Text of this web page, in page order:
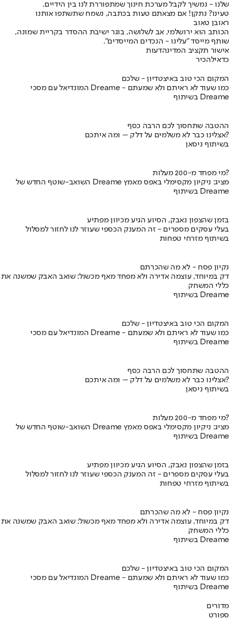
שלנו - נמשיך לקבל מערכת חינוך שמתפוררת לנו בין הידיים.
טעינו? נתקן! אם מצאתם טעות בכתבה, נשמח שתשתפו אותנו
ראובן טאוב
הכותב הוא ירושלמי, אב לשלושה, בוגר ישיבת ההסדר בקריית שמונה,
שותף מייסד "עלינו - הנכדים המייסדים".
אישור תקציב המדינהדעות
כדאילהכיר
המקום הכי טוב באיצטדיון - שלכם
המונדיאל עם מסכי Dreame - כמו שעוד לא ראיתם ולא שמעתם
בשיתוף Dreame
ההטבה שתחסוך לכם הרבה כסף
אצלינו כבר לא משלמים על דלק – ומה איתכם?
בשיתוף ניסאן
מי מפחד מ-200 מעלות?
השואב-שוטף החדש של Dreame מציג: ניקיון מקסימלי באפס מאמץ
בשיתוף Dreame
בזמן שהצפון נאבק, הסיוע הגיע מכיוון מפתיע
בעלי עסקים מספרים - זה המענק הכספי שעוזר לנו לחזור למסלול
בשיתוף מזרחי טפחות
נקיון פסח - לא מה שהכרתם
דק במיוחד, עוצמה אדירה ולא מפחד מאף מכשול: שואב האבק שמשנה את
כללי המשחק
בשיתוף Dreame
המקום הכי טוב באיצטדיון - שלכם
המונדיאל עם מסכי Dreame - כמו שעוד לא ראיתם ולא שמעתם
בשיתוף Dreame
ההטבה שתחסוך לכם הרבה כסף
אצלינו כבר לא משלמים על דלק – ומה איתכם?
בשיתוף ניסאן
מי מפחד מ-200 מעלות?
השואב-שוטף החדש של Dreame מציג: ניקיון מקסימלי באפס מאמץ
בשיתוף Dreame
בזמן שהצפון נאבק, הסיוע הגיע מכיוון מפתיע
בעלי עסקים מספרים - זה המענק הכספי שעוזר לנו לחזור למסלול
בשיתוף מזרחי טפחות
נקיון פסח - לא מה שהכרתם
דק במיוחד, עוצמה אדירה ולא מפחד מאף מכשול: שואב האבק שמשנה את
כללי המשחק
בשיתוף Dreame
המקום הכי טוב באיצטדיון - שלכם
המונדיאל עם מסכי Dreame - כמו שעוד לא ראיתם ולא שמעתם
בשיתוף Dreame
מדורים
ספורט